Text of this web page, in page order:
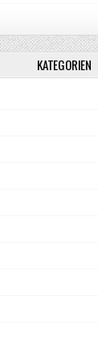
KATEGORIEN